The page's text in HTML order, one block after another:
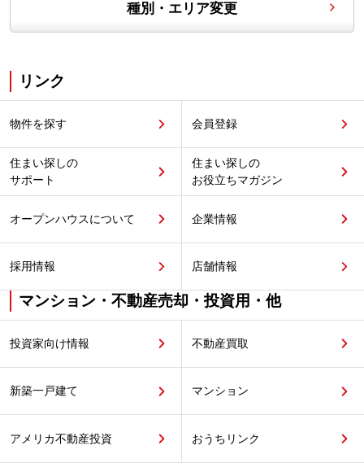
種別・エリア変更
リンク
物件を探す 会員登録
住まい探しの
サポート
住まい探しの
お役立ちマガジン
オープンハウスについて 企業情報
採用情報 店舗情報
マンション・不動産売却・投資用・他
投資家向け情報 不動産買取
新築一戸建て マンション
アメリカ不動産投資 おうちリンク